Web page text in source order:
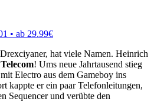
• ab 29.99€
hat viele Namen. Heinrich
! Ums neue Jahrtausend stieg
Electro aus dem Gameboy ins
kappte er ein paar Telefonleitungen,
Sequencer und verübte den